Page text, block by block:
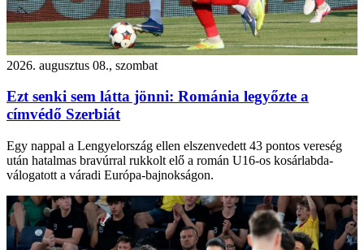
2026. augusztus 08., szombat
Ezt senki sem látta jönni: Románia legyőzte a
címvédő Szerbiát
Egy nappal a Lengyelország ellen elszenvedett 43 pontos vereség
után hatalmas bravúrral rukkolt elő a román U16-os kosárlabda-
válogatott a váradi Európa-bajnokságon.